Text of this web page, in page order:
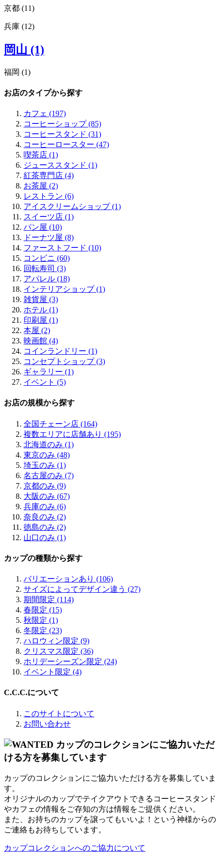
吉祥寺 (3)
奥沢 (1)
京橋 (1)
清澄白河 (1)
田町 (1)
三田 (1)
品川 (1)
箕面 (2)
天満 (1)
南森町 (3)
北浜 (13)
中之島 (1)
天満橋 (4)
肥後橋 (4)
江戸堀 (2)
靭公園 (3)
本町 (7)
淀屋橋 (1)
新町 (2)
南船場 (5)
四ツ橋 (4)
心斎橋 (10)
アメリカ村 (2)
堀江 (5)
難波 (6)
日本橋 (3)
桜川 (2)
松屋町 (1)
京橋 (3)
鶴橋 (2)
阿倍野 (2)
天王寺 (3)
北花田 (1)
堺 (2)
鶴見 (2)
八尾 (1)
京都 (11)
中京区 (2)
下京区 (2)
烏丸 (1)
嵐山 (1)
東山 (1)
一乗寺 (1)
兵庫 (12)
神戸 (6)
須磨 (1)
岡山 (1)
福岡 (1)
福岡エリアすべてみる (1)
お店のタイプから探す
カフェ (197)
コーヒーショップ (85)
コーヒースタンド (31)
コーヒーロースター (47)
喫茶店 (1)
ジューススタンド (1)
紅茶専門店 (4)
お茶屋 (2)
レストラン (6)
アイスクリームショップ (1)
スイーツ店 (1)
パン屋 (10)
ドーナツ屋 (8)
ファーストフード (10)
コンビニ (60)
回転寿司 (3)
アパレル (18)
インテリアショップ (1)
雑貨屋 (3)
ホテル (1)
印刷屋 (1)
本屋 (2)
映画館 (4)
コインランドリー (1)
コンセプトショップ (3)
ギャラリー (1)
イベント (5)
お店の規模から探す
全国チェーン店 (164)
複数エリアに店舗あり (195)
北海道のみ (1)
東京のみ (48)
埼玉のみ (1)
名古屋のみ (7)
京都のみ (9)
大阪のみ (67)
兵庫のみ (6)
奈良のみ (2)
徳島のみ (2)
山口のみ (1)
カップの種類から探す
バリエーションあり (106)
サイズによってデザイン違う (27)
期間限定 (114)
春限定 (15)
秋限定 (1)
冬限定 (23)
ハロウィン限定 (9)
クリスマス限定 (36)
ホリデーシーズン限定 (24)
イベント限定 (4)
C.C.C.について
このサイトについて
お問い合わせ
カップのコレクションにご協力いただける方を募集していま
す。
オリジナルのカップでテイクアウトできるコーヒースタンド
やカフェの情報をご存知の方は情報をご提供ください。
また、お持ちのカップを譲ってもいいよ！という神様からの
ご連絡もお待ちしています。
カップコレクションへのご協力について